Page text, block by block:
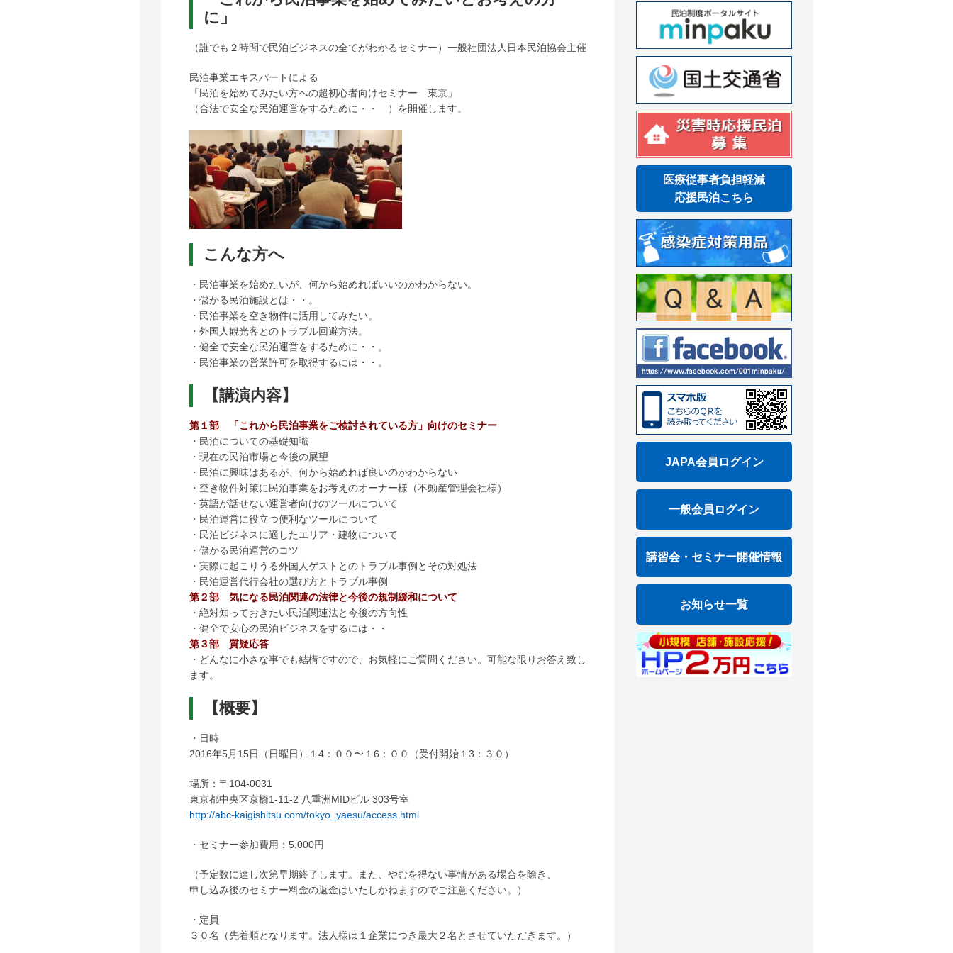
に」
（誰でも２時間で民泊ビジネスの全てがわかるセミナー）一般社団法人日本民泊協会主催
民泊事業エキスパートによる
「民泊を始めてみたい方への超初心者向けセミナー 東京」
（合法で安全な民泊運営をするために・・ ）を開催します。
こんな方へ
・民泊事業を始めたいが、何から始めればいいのかわからない。
・儲かる民泊施設とは・・。
・民泊事業を空き物件に活用してみたい。
・外国人観光客とのトラブル回避方法。
・健全で安全な民泊運営をするために・・。
・民泊事業の営業許可を取得するには・・。
【講演内容】
第１部 「これから民泊事業をご検討されている方」向けのセミナー
・民泊についての基礎知識
・現在の民泊市場と今後の展望
・民泊に興味はあるが、何から始めれば良いのかわからない
・空き物件対策に民泊事業をお考えのオーナー様（不動産管理会社様）
・英語が話せない運営者向けのツールについて
・民泊運営に役立つ便利なツールについて
・民泊ビジネスに適したエリア・建物について
・儲かる民泊運営のコツ
・実際に起こりうる外国人ゲストとのトラブル事例とその対処法
・民泊運営代行会社の選び方とトラブル事例
第２部 気になる民泊関連の法律と今後の規制緩和について
・絶対知っておきたい民泊関連法と今後の方向性
・健全で安心の民泊ビジネスをするには・・
第３部 質疑応答
・どんなに小さな事でも結構ですので、お気軽にご質問ください。可能な限りお答え致し
ます。
【概要】
・日時
2016年5月15日（日曜日）１4：００〜１6：００（受付開始１3：３０）
場所：〒104-0031
東京都中央区京橋1-11-2 八重洲MIDビル 303号室
http://abc-kaigishitsu.com/tokyo_yaesu/access.html
・セミナー参加費用：5,000円
（予定数に達し次第早期終了します。また、やむを得ない事情がある場合を除き、
申し込み後のセミナー料金の返金はいたしかねますのでご注意ください。）
・定員
３０名（先着順となります。法人様は１企業につき最大２名とさせていただきます。）
医療従事者負担軽減
応援民泊こちら
JAPA会員ログイン
一般会員ログイン
講習会・セミナー開催情報
お知らせ一覧